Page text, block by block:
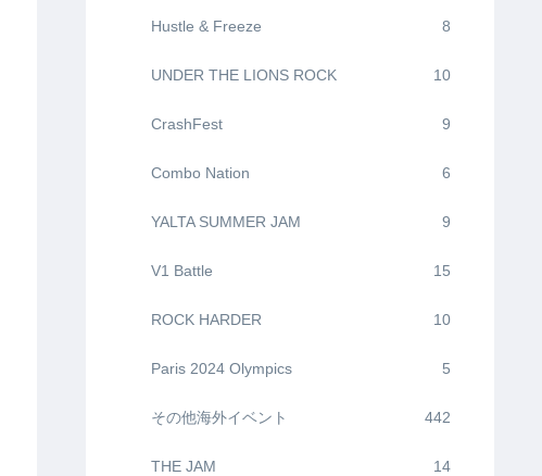
Hustle & Freeze 8
UNDER THE LIONS ROCK 10
CrashFest 9
Combo Nation 6
YALTA SUMMER JAM 9
V1 Battle 15
ROCK HARDER 10
Paris 2024 Olympics 5
その他海外イベント 442
THE JAM 14